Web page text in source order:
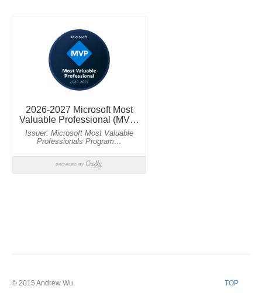
© 2015 Andrew Wu TOP